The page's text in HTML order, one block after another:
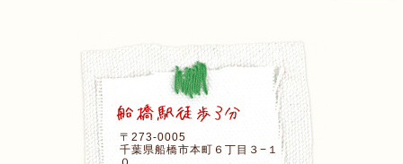
〒273-0005
千葉県船橋市本町６丁目３−１